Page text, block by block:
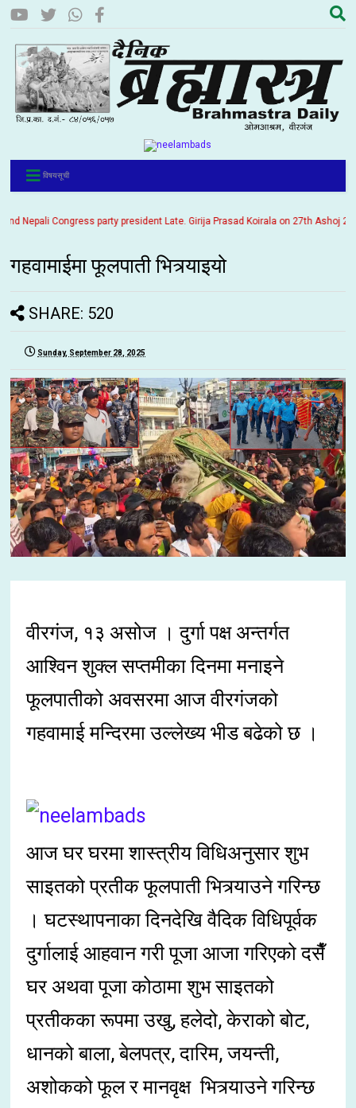
विषयसूची
Congress party president Late. Girija Prasad Koirala on 27th Ashoj
गहवामाईमा फूलपाती भित्र्याइयो
SHARE: 520
Sunday, September 28, 2025
वीरगंज, १३ असोज । दुर्गा पक्ष अन्तर्गत
आश्विन शुक्ल सप्तमीका दिनमा मनाइने
फूलपातीको अवसरमा आज वीरगंजको
गहवामाई मन्दिरमा उल्लेख्य भीड बढेको छ ।
आज घर घरमा शास्त्रीय विधिअनुसार शुभ
साइतको प्रतीक फूलपाती भित्र्याउने गरिन्छ
। घटस्थापनाका दिनदेखि वैदिक विधिपूर्वक
दुर्गालाई आहवान गरी पूजा आजा गरिएको दसैँ
घर अथवा पूजा कोठामा शुभ साइतको
प्रतीकका रूपमा उखु, हलेदो, केराको बोट,
धानको बाला, बेलपत्र, दारिम, जयन्ती,
अशोकको फूल र मानवृक्ष भित्र्याउने गरिन्छ